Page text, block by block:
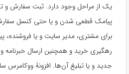
یک از مراحل وجود دارد. ثبت سفارش و
پیامک قطعی شدن و یا حتی کنسل
برای مشتری، مدیر سایت و یا فروشنده،
رهگیری خرید و همچنین ارسال خبرنامه
جدید و یا تبلیغ آن‌ها. افزونۀ ووکامرس